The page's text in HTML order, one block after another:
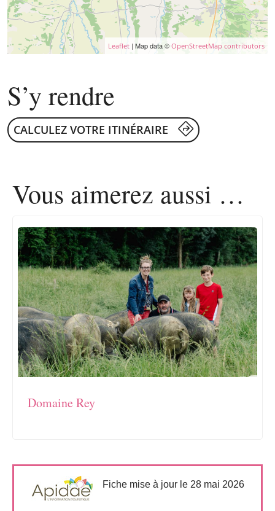
Leaflet | Map data © OpenStreetMap contributors
S’y rendre
CALCULEZ VOTRE ITINÉRAIRE
Vous aimerez aussi …
Domaine Rey
Fiche mise à jour le 28 mai 2026